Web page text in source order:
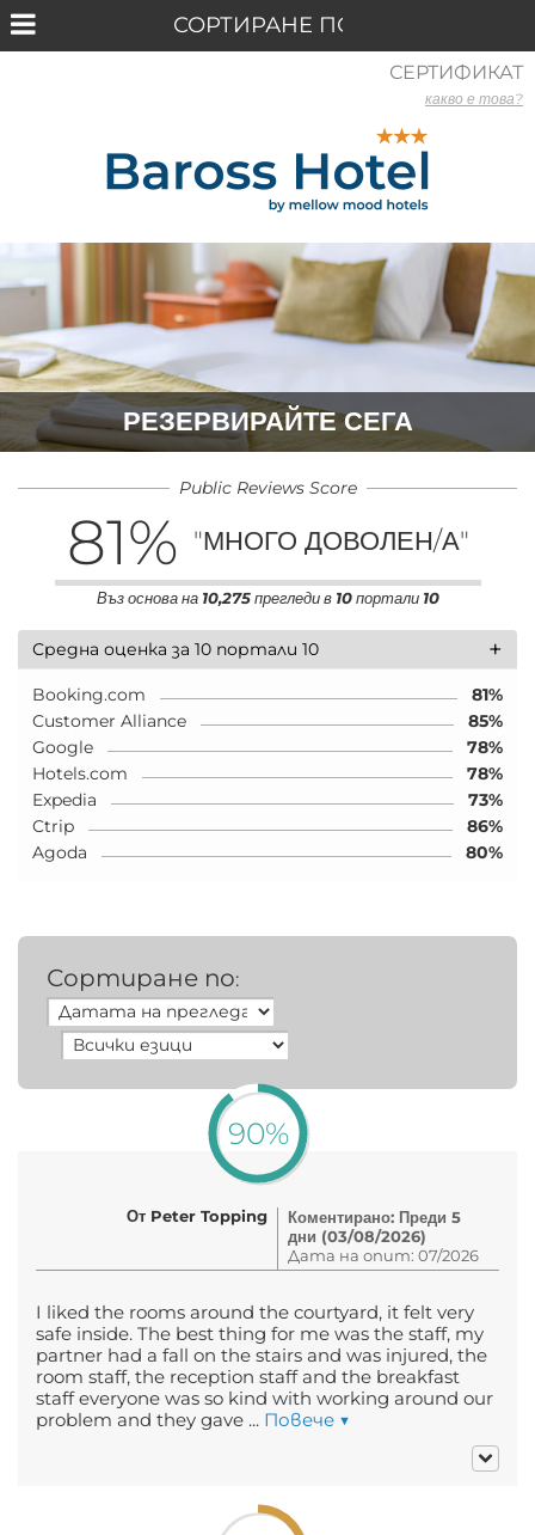
РЕЗЕРВИРАЙТЕ СЕГА
Public Reviews Score
81% "МНОГО ДОВОЛЕН/А"
Въз основа на 10,275прегледи в 10портали 10
+
Средна оценка за 10 портали 10
Booking.com
81%
Customer Alliance
85%
Google
78%
Hotels.com
78%
Expedia
73%
Ctrip
86%
Agoda
80%
Сортиране по:
90%
От Peter Topping
Коментирано: Преди 5
дни (03/08/2026)
Дата на опит: 07/2026
I liked the rooms around the courtyard, it felt very
safe inside. The best thing for me was the staff, my
partner had a fall on the stairs and was injured, the
room staff, the reception staff and the breakfast
staff everyone was so kind with working around our
problem and they gave ... Повече ▼
СЕРТИФИКАТ
какво е това?